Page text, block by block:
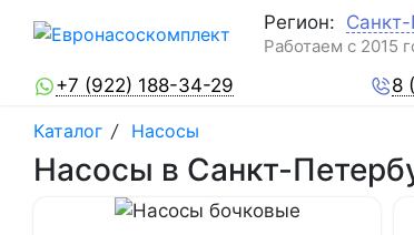
Регион: Санкт-
Работаем с 2015
+7 (922) 188-34-29 8
Каталог / Насосы
Насосы в Санкт-